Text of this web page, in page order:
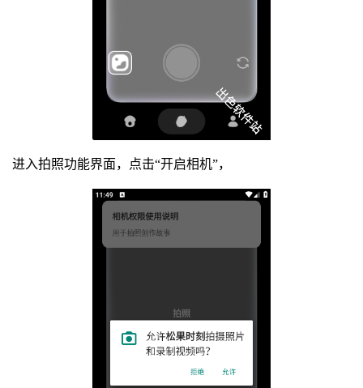
进入拍照功能界面，点击“开启相机”，